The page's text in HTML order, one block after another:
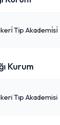
Tip Akademi̇si̇
Kurum
Tıp Akademisi